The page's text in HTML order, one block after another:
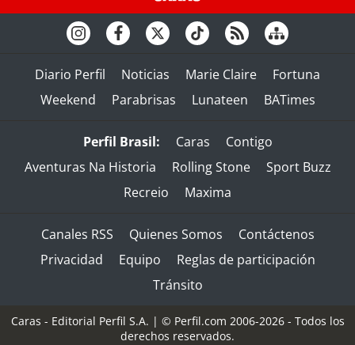
Diario Perfil Noticias Marie Claire
Fortuna
Weekend
Parabrisas Lunateen BATimes
Perfil Brasil: Caras
Contigo
Aventuras Na Historia
Rolling Stone
Sport Buzz
Recreio
Maxima
Canales RSS Quienes Somos
Contáctenos
Privacidad
Equipo
Reglas de participación
Tránsito
Caras - Editorial Perfil S.A. | © Perfil.com 2006-2026 - Todos los
derechos reservados.